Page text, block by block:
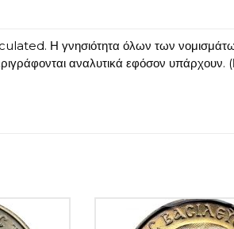
Η γνησιότητα όλων των
αναλυτικά εφόσον